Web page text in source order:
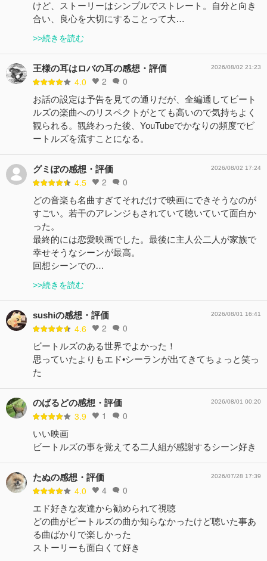
けど、ストーリーはシンプルでストレート。自分と向き
合い、良心を大切にすることって大…
>>続きを読む
王様の耳はロバの耳の感想・評価
4.0 2 0
2026/08/02 21:23
お話の設定は予告を見ての通りだが、全編通してビート
ルズの楽曲へのリスペクトがとても高いので気持ちよく
観られる。観終わった後、YouTubeでかなりの頻度でビ
ートルズを流すことになる。
グミぽの感想・評価
4.5 2 0
2026/08/02 17:24
どの音楽も名曲すぎてそれだけで映画にできそうなのが
すごい。若干のアレンジもされていて聴いていて面白か
った。
最終的には恋愛映画でした。最後に主人公二人が家族で
幸せそうなシーンが最高。
回想シーンでの…
>>続きを読む
sushiの感想・評価
4.6 2 0
2026/08/01 16:41
ビートルズのある世界でよかった！
思っていたよりもエド•シーランが出てきてちょっと笑っ
た
のばるどの感想・評価
3.9 1 0
2026/08/01 00:20
いい映画
ビートルズの事を覚えてる二人組が感謝するシーン好き
たぬの感想・評価
4.0 4 0
2026/07/28 17:39
エド好きな友達から勧められて視聴
どの曲がビートルズの曲か知らなかったけど聴いた事あ
る曲ばかりで楽しかった
ストーリーも面白くて好き